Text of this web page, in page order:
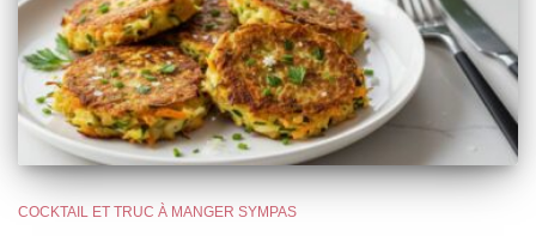
COCKTAIL ET TRUC À MANGER SYMPAS